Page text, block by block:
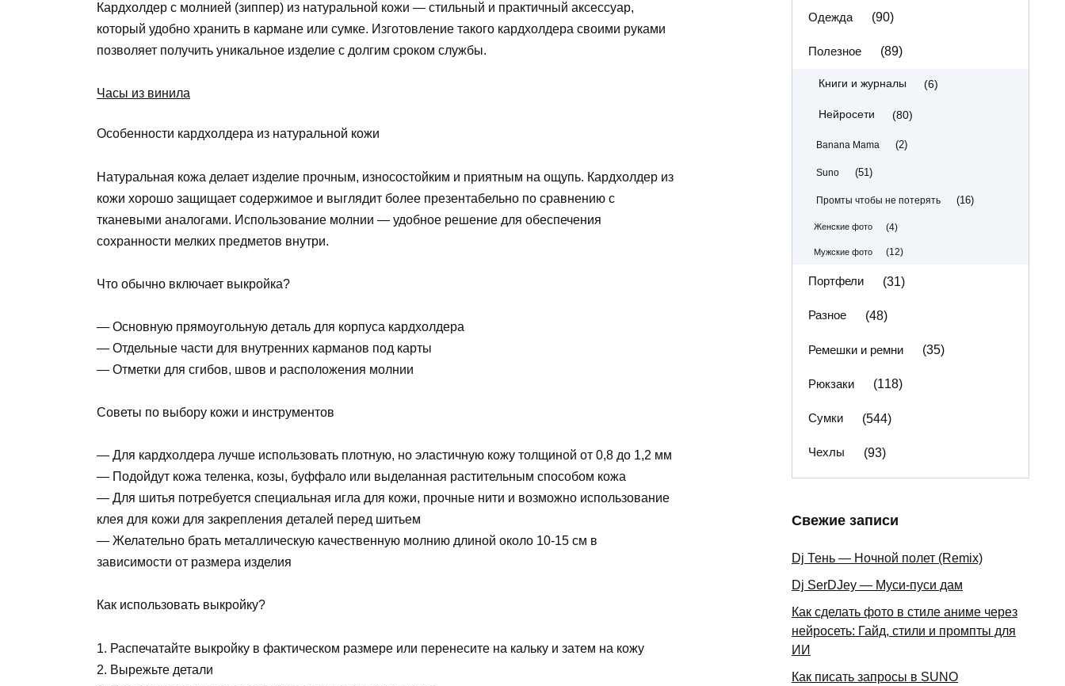
Кардхолдер с молнией (зиппер) из натуральной кожи — стильный и практичный аксессуар,
который удобно хранить в кармане или сумке. Изготовление такого кардхолдера своими руками
позволяет получить уникальное изделие с долгим сроком службы.
Часы из винила
Особенности кардхолдера из натуральной кожи
Натуральная кожа делает изделие прочным, износостойким и приятным на ощупь. Кардхолдер из
кожи хорошо защищает содержимое и выглядит более презентабельно по сравнению с
тканевыми аналогами. Использование молнии — удобное решение для обеспечения
сохранности мелких предметов внутри.
Что обычно включает выкройка?
— Основную прямоугольную деталь для корпуса кардхолдера
— Отдельные части для внутренних карманов под карты
— Отметки для сгибов, швов и расположения молнии
Советы по выбору кожи и инструментов
— Для кардхолдера лучше использовать плотную, но эластичную кожу толщиной от 0,8 до 1,2 мм
— Подойдут кожа теленка, козы, буффало или выделанная растительным способом кожа
— Для шитья потребуется специальная игла для кожи, прочные нити и возможно использование
клея для кожи для закрепления деталей перед шитьем
— Желательно брать металлическую качественную молнию длиной около 10-15 см в
зависимости от размера изделия
Как использовать выкройку?
1. Распечатайте выкройку в фактическом размере или перенесите на кальку и затем на кожу
2. Вырежьте детали
Одежда (90)
Полезное (89)
Книги и журналы (6)
Нейросети (80)
Banana Mama (2)
Suno (51)
Промты чтобы не потерять (16)
Женские фото (4)
Мужские фото (12)
Портфели (31)
Разное (48)
Ремешки и ремни (35)
Рюкзаки (118)
Сумки (544)
Чехлы (93)
Свежие записи
Dj Тень — Ночной полет (Remix)
Dj SerDJey — Муси-пуси дам
Как сделать фото в стиле аниме через
нейросеть: Гайд, стили и промпты для
ИИ
Как писать запросы в SUNO